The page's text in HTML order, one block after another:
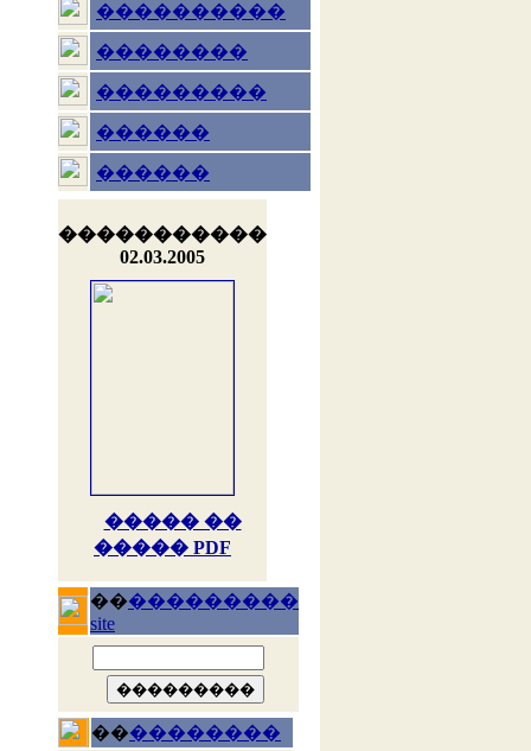
����������
��������
���������
������
������
�����������
02.03.2005
����� ��
����� PDF
�����������
site
����������